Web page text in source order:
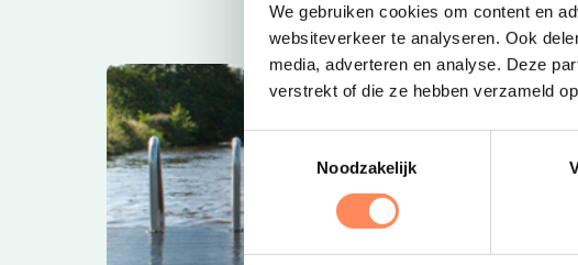
We gebruiken cookies om content en
websiteverkeer te analyseren. Ook
media, adverteren en analyse. Deze
verstrekt of die ze hebben verzameld
Toestemmingsselectie
Noodzakelijk